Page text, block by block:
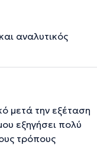
αναλυτικός
μετά την εξέταση
εξηγήσει πολύ
τρόπους